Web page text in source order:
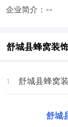
企业简介：--
舒城县蜂窝装
1 舒城县蜂窝
舒城